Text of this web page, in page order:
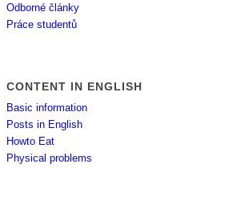
Odborné články
Práce studentů
CONTENT IN ENGLISH
Basic information
Posts in English
Howto Eat
Physical problems